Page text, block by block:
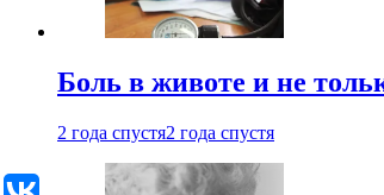
Боль в животе и не
2 года спустя2 года спустя